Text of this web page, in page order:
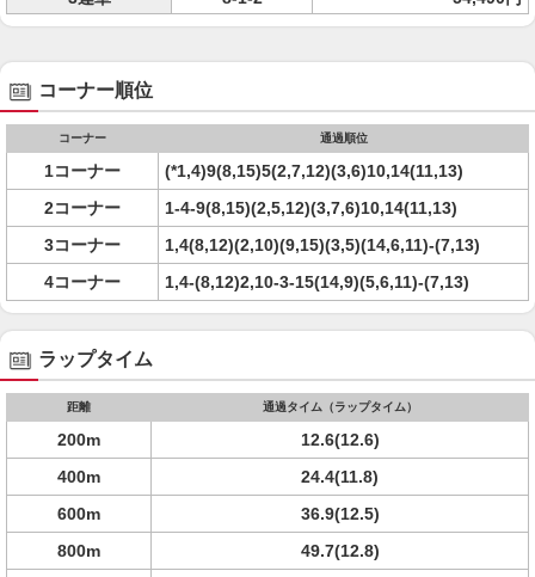
コーナー順位
コーナー 通過順位
1コーナー
(*1,4)9(8,15)5(2,7,12)(3,6)10,14(11,13)
2コーナー
1-4-9(8,15)(2,5,12)(3,7,6)10,14(11,13)
3コーナー
1,4(8,12)(2,10)(9,15)(3,5)(14,6,11)-(7,13)
4コーナー
1,4-(8,12)2,10-3-15(14,9)(5,6,11)-(7,13)
ラップタイム
距離 通過タイム（ラップタイム）
200m
12.6(12.6)
400m
24.4(11.8)
600m
36.9(12.5)
800m
49.7(12.8)